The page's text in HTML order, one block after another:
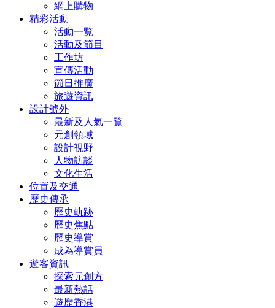
網上購物
精彩活動
活動一覧
活動及節目
工作坊
宣傳活動
節日推廣
旅遊資訊
設計號外
最新及人氣一覧
元創領域
設計視野
人物訪談
文化生活
位置及交通
歷史傳承
歷史軌跡
歷史焦點
歷史導賞
成為導賞員
遊客資訊
探索元創方
最新熱話
遊歷香港